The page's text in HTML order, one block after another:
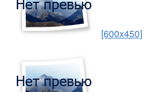
[600x450]